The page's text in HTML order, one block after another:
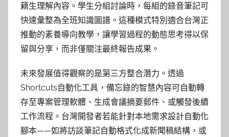
籍生理解內容。學生分組討論時，每組的錄音筆記可
快速彙整為全班知識圖譜。這種模式特別適合台灣正
推動的素養導向教學，讓學習過程的動態思考得以保
留與分享，而非僅關注最終報告成果。
未來發展值得觀察的是第三方整合潛力。透過
Shortcuts自動化工具，備忘錄的智慧內容可自動轉
存至專案管理軟體、生成會議摘要郵件、或觸發後續
工作流程。台灣開發者若能針對本地需求設計自動化
腳本——如將訪談筆記自動格式化成新聞稿結構，或